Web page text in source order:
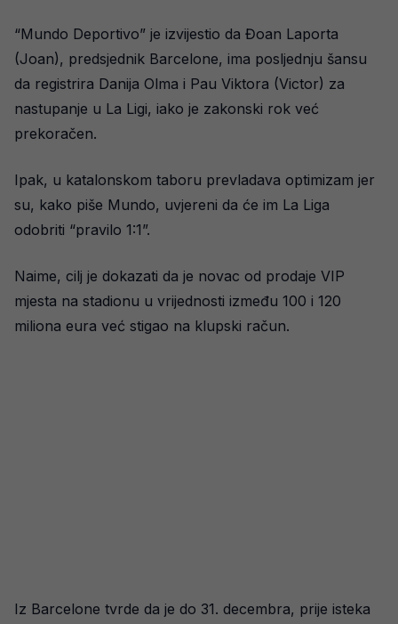
“Mundo Deportivo” je izvijestio da Đoan Laporta
(Joan), predsjednik Barcelone, ima posljednju šansu
da registrira Danija Olma i Pau Viktora (Victor) za
nastupanje u La Ligi, iako je zakonski rok već
prekoračen.
Ipak, u katalonskom taboru prevladava optimizam jer
su, kako piše Mundo, uvjereni da će im La Liga
odobriti “pravilo 1:1”.
Naime, cilj je dokazati da je novac od prodaje VIP
mjesta na stadionu u vrijednosti između 100 i 120
miliona eura već stigao na klupski račun.
Iz Barcelone tvrde da je do 31. decembra, prije isteka